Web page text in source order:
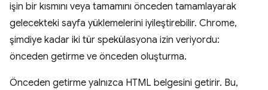
işin bir kısmını veya tamamını önceden tamamlayarak
gelecekteki sayfa yüklemelerini iyileştirebilir. Chrome,
şimdiye kadar iki tür spekülasyona izin veriyordu:
önceden getirme ve önceden oluşturma.
Önceden getirme yalnızca HTML belgesini getirir. Bu,